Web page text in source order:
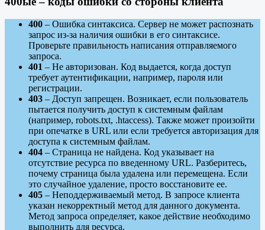
400 – Ошибка синтаксиса. Сервер не может распознать
запрос из-за наличия ошибки в его синтаксисе.
Проверьте правильность написания отправляемого
запроса.
401 – Не авторизован. Код выдается, когда доступ
требует аутентификации, например, пароля или
регистрации.
403 – Доступ запрещен. Возникает, если пользователь
пытается получить доступ к системным файлам
(например, robots.txt, .htaccess). Также может произойти
при опечатке в URL или если требуется авторизация для
доступа к системным файлам.
404 – Страница не найдена. Код указывает на
отсутствие ресурса по введенному URL. Разберитесь,
почему страница была удалена или перемещена. Если
это случайное удаление, просто восстановите ее.
405 – Неподдерживаемый метод. В запросе клиента
указан некорректный метод для данного документа.
Метод запроса определяет, какое действие необходимо
выполнить для ресурса.